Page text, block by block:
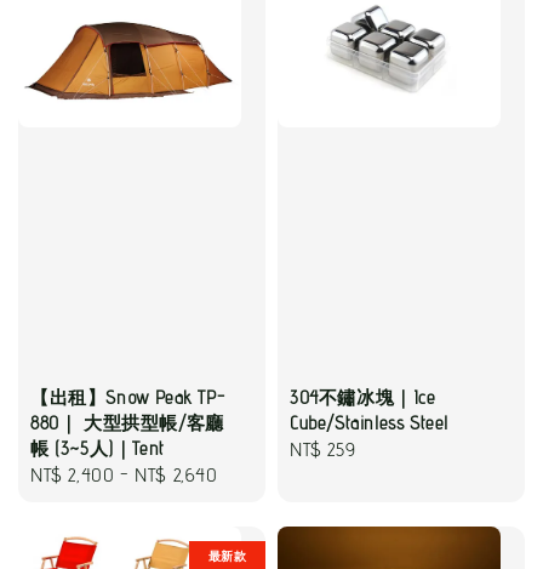
【出租】Snow Peak TP-
880｜ 大型拱型帳/客廳
帳 (3~5人)｜Tent
Regular
NT$ 2,400 - NT$ 2,640
304不鏽冰塊｜Ice
Cube/Stainless Steel
Regular
NT$ 259
最新款